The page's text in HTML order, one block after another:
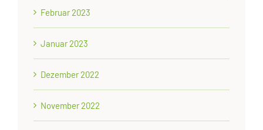
Februar 2023
Januar 2023
Dezember 2022
November 2022